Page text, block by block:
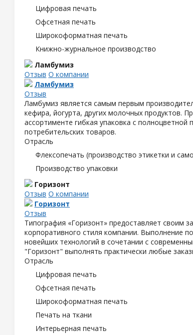
Цифровая печать
Офсетная печать
Широкоформатная печать
Книжно-журнальное производство
Ламбумиз
Отзыв О компании
Ламбумиз
Отзыв
Ламбумиз является самым первым
кефира, йогурта, других молочных продуктов.
ассортименте гибкая упаковка с
потребительских товаров.
Отрасль
Флексопечать (производство этикетки и
Производство упаковки
Горизонт
Отзыв О компании
Горизонт
Отзыв
Типография «Горизонт» предоставляет своим
корпоративного стиля компании. Выполнение
новейших технологий в сочетании с
"Горизонт" выполнять практически любые
Отрасль
Цифровая печать
Офсетная печать
Широкоформатная печать
Печать на ткани
Интерьерная печать